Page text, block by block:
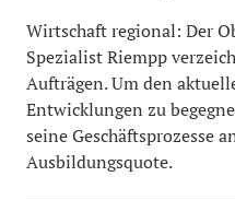
Wirtschaft regional: Der
Spezialist Riempp
Aufträgen. Um den
Entwicklungen zu
seine Geschäftsprozesse
Ausbildungsquote.